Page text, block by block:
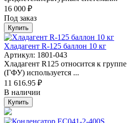
16 000 ₽
Под заказ
Купить
Хладагент R-125 баллон 10 кг
Артикул: 1801-043
Хладагент R125 относится к
(ГФУ) используется ...
11 616.95 ₽
В наличии
Купить